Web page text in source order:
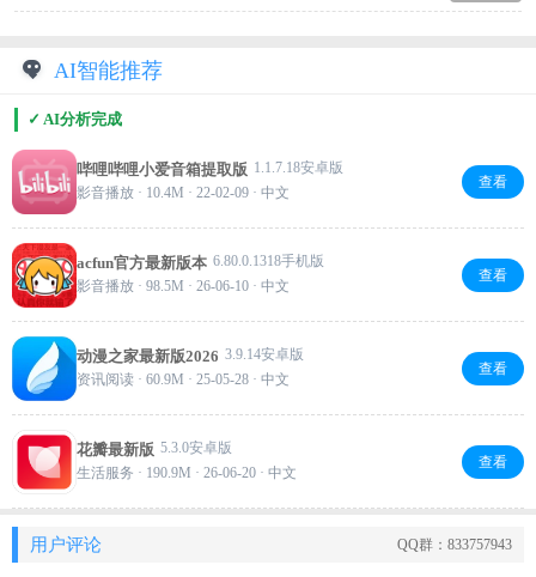
AI智能推荐
✓ AI分析完成
哔哩哔哩小爱音箱提取版 1.1.7.18安卓版
影音播放 · 10.4M · 22-02-09 · 中文
查看
acfun官方最新版本 6.80.0.1318手机版
影音播放 · 98.5M · 26-06-10 · 中文
查看
动漫之家最新版2026 3.9.14安卓版
资讯阅读 · 60.9M · 25-05-28 · 中文
查看
花瓣最新版 5.3.0安卓版
生活服务 · 190.9M · 26-06-20 · 中文
查看
用户评论 QQ群：833757943